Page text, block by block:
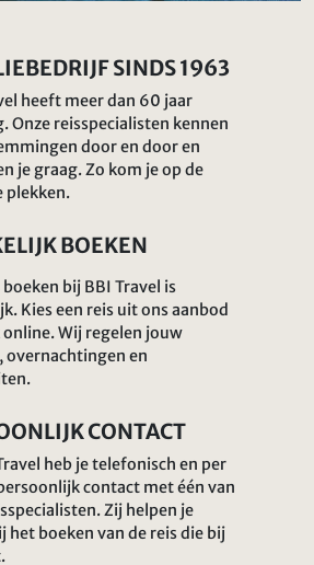
SINDS 1963
heeft meer dan 60 jaar
Onze reisspecialisten kennen
door en door en
je graag. Zo kom je op de
plekken.
BOEKEN
boeken bij BBI Travel is
Kies een reis uit ons aanbod
online. Wij regelen jouw
overnachtingen en
CONTACT
heb je telefonisch en per
contact met één van
Zij helpen je
het boeken van de reis die bij